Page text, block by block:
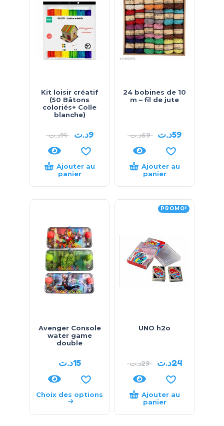
Kit loisir créatif
(50 Bâtons
coloriés+ Colle
blanche)
14د.ت 9د.ت
Ajouter au
panier
24 bobines de 10
m – fil de jute
69د.ت 59د.ت
Ajouter au
panier
Avenger Console
water game
double
15د.ت
Choix des options
PROMO!
UNO h2o
29د.ت 24د.ت
Ajouter au
panier